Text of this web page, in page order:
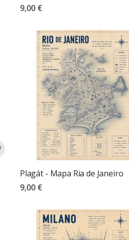
9,00 €
Plagát - Mapa Ria de Janeiro
9,00 €